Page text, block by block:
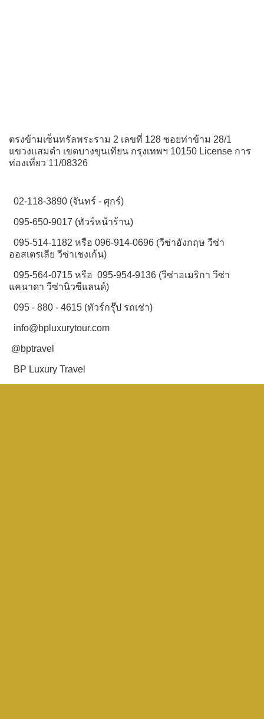
ตรงข้ามเซ็นทรัลพระราม 2 เลขที่ 128 ซอยท่าข้าม 28/1
แขวงแสมดำ เขตบางขุนเทียน กรุงเทพฯ 10150 License การ
ท่องเที่ยว 11/08326
02-118-3890 (จันทร์ - ศุกร์)
095-650-9017 (ทัวร์หน้าร้าน)
095-514-1182 หรือ 096-914-0696 (วีซ่าอังกฤษ วีซ่า
ออสเตรเลีย วีซ่าเชงเก้น)
095-564-0715 หรือ 095-954-9136 (วีซ่าอเมริกา วีซ่า
แคนาดา วีซ่านิวซีแลนด์)
095 - 880 - 4615 (ทัวร์กรุ๊ป รถเช่า)
info@bpluxurytour.com
@bptravel
BP Luxury Travel